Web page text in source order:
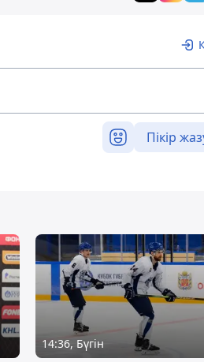
Пікір
14:36, Бүгін